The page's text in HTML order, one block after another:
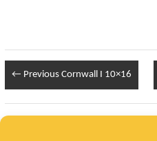
← PreviousCornwall I 10×16